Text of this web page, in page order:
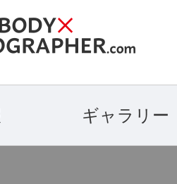
ギャラリー